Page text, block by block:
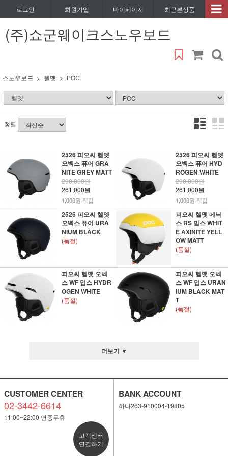
로그인 회원가입 마이페이지 최근본상품
(주)쇼군웨이크스노우보드
스노우보드 헬멧 POC
정렬
2526 피오씨 헬멧
오벡스 퓨어 GRA
NITE GREY MATT
290,000원
261,000원
1,000원 적립
2526 피오씨 헬멧
오벡스 퓨어 HYD
ROGEN WHITE
290,000원
261,000원
1,000원 적립
2526 피오씨 헬멧
오벡스 퓨어 URA
NIUM BLACK
(품절)
피오씨 헬멧 메닉
스 RS 밉스 WHIT
E AXINITE YELL
OW MATT
(품절)
피오씨 헬멧 오벡
스 WF 밉스 HYDR
OGEN WHITE
(품절)
피오씨 헬멧 오벡
스 WF 밉스 URAN
IUM BLACK MAT
T
(품절)
더보기 ▼
CUSTOMER CENTER
02-3442-6614
11:00~22:00 연중무휴
고객센터
연결하기
BANK ACCOUNT
하나263-910004-19805